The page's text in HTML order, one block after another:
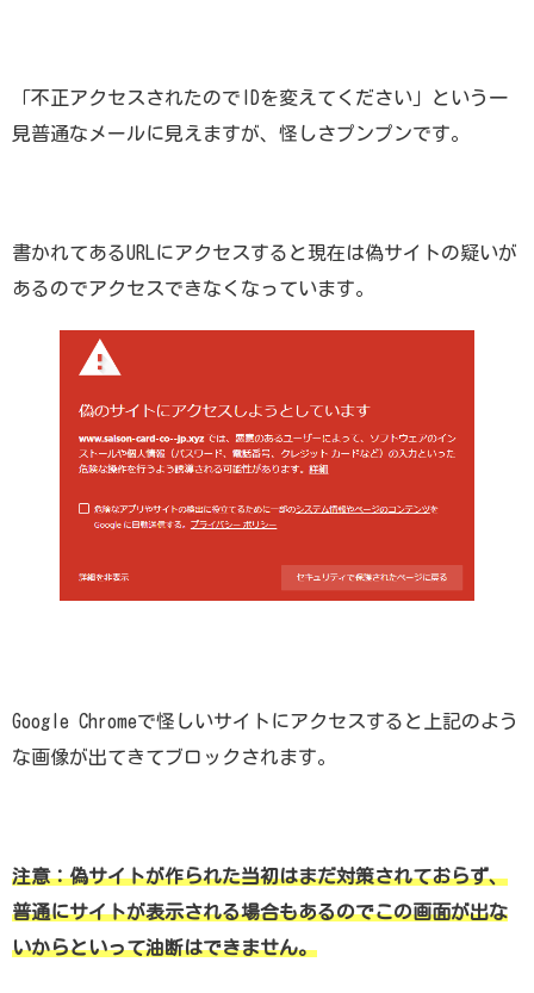
「不正アクセスされたのでIDを変えてください」という一
見普通なメールに見えますが、怪しさプンプンです。
書かれてあるURLにアクセスすると現在は偽サイトの疑いが
あるのでアクセスできなくなっています。
Google Chromeで怪しいサイトにアクセスすると上記のよう
な画像が出てきてブロックされます。
注意：偽サイトが作られた当初はまだ対策されておらず、
普通にサイトが表示される場合もあるのでこの画面が出な
いからといって油断はできません。